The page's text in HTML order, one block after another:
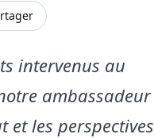
intervenus au
ambassadeur
et les perspectives